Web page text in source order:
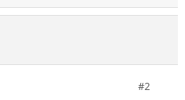
#2